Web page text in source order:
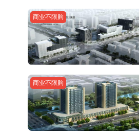
商业不限购
商业不限购